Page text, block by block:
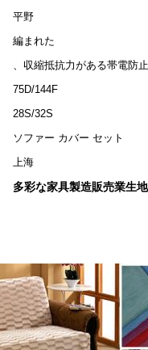
平野
編まれた
、収縮抵抗力がある帯電防
75D/144F
28S/32S
ソファー カバー セット
上海
多彩な家具製造販売業生地